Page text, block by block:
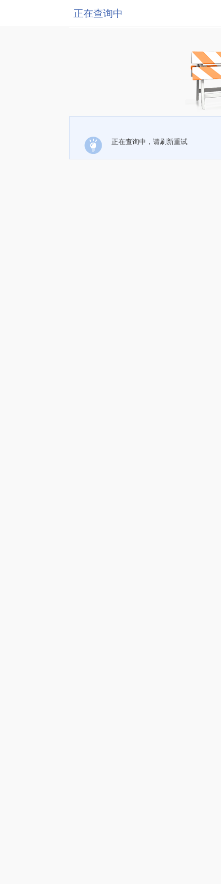
正在查询中
正在查询中，请刷新重试